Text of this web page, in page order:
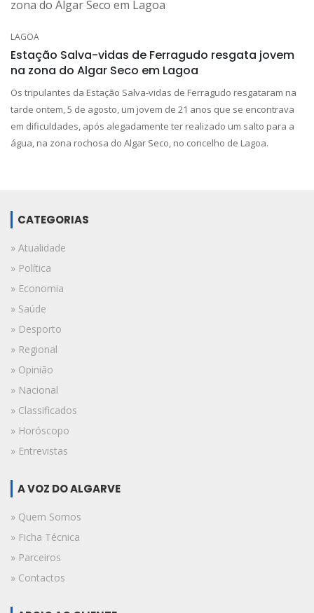
LAGOA
Estação Salva-vidas de Ferragudo resgata jovem
na zona do Algar Seco em Lagoa
Os tripulantes da Estação Salva-vidas de Ferragudo resgataram na
tarde ontem, 5 de agosto, um jovem de 21 anos que se encontrava
em dificuldades, após alegadamente ter realizado um salto para a
água, na zona rochosa do Algar Seco, no concelho de Lagoa.
CATEGORIAS
» Atualidade
» Política
» Economia
» Saúde
» Desporto
» Regional
» Opinião
» Nacional
» Classificados
» Horóscopo
» Entrevistas
A VOZ DO ALGARVE
» Quem Somos
» Ficha Técnica
» Parceiros
» Contactos